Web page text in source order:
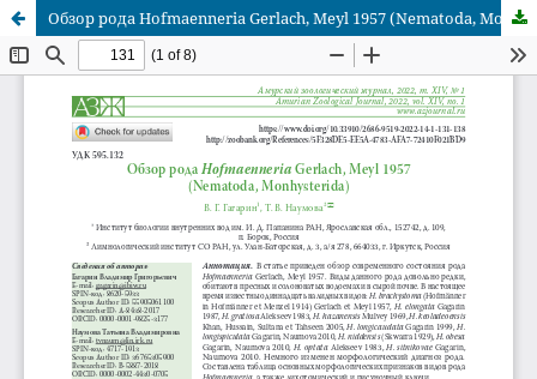
Обзор рода Hofmaenneria Gerlach, Meyl 1957 (Nematoda, Monhysterida)